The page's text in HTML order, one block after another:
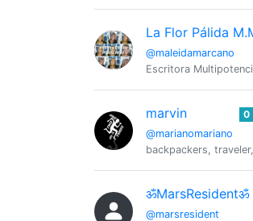
La Flor Pálida
@maleidamarcano
Escritora
marvin
@marianomariano
0
backpackers,
ॐMarsResidentॐ
@marsresident